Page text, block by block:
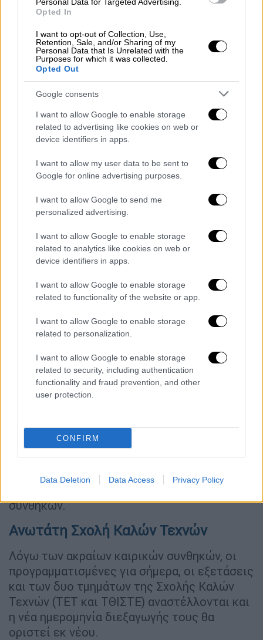
Opted In
I want to opt-out of Collection, Use,
Retention, Sale, and/or Sharing of my
Personal Data that Is Unrelated with the
Purposes for which it was collected.
Opted Out
Google consents
I want to allow Google to enable storage
related to advertising like cookies on web or
device identifiers in apps.
I want to allow my user data to be sent to
Google for online advertising purposes.
I want to allow Google to send me
personalized advertising.
I want to allow Google to enable storage
related to analytics like cookies on web or
device identifiers in apps.
I want to allow Google to enable storage
related to functionality of the website or app.
I want to allow Google to enable storage
related to personalization.
I want to allow Google to enable storage
related to security, including authentication
functionality and fraud prevention, and other
user protection.
CONFIRM
Data Deletion Data Access Privacy Policy
25 Ιανουαρίου. Οι ορισμένες εκπαιδευτικές
επαναπρογραμματιστούν και θα
ανακοινωθούν εγκαίρως με μέριμνα των
Τμημάτων.
Οικονομικό Πανεπιστήμιο Αθηνών
Εξαιτίας των δυσμενών καιρικών συνθηκών
τα μαθήματα στα προπτυχιακά και
και την Τρίτη 25/01/22 αναβάλλονται δια
φυσικής παρουσίας. Παρακαλούνται οι
διδάσκοντες να εξετάσουν την τεχνική
δυνατότητα να προσφέρουν ορισμένα από
φοιτητές - φοιτήτριες εγκαίρως. Η
αναπλήρωση των μαθημάτων που
Λόγω των δυσχερών καιρικών συνθηκών
αναβάλλονται οι προγραμματισμένες
Ορκωμοσίες του Πανεπιστημίου στις 25 και
26 Ιανουαρίου 2022 των Τμημάτων
Ευρωπαϊκών Οικονομικών Σπουδών και
Μάρκετινγκ και Επικοινωνίας. Οι νέες
ημερομηνίες διεξαγωγής των ανωτέρω
Πανεπιστήμιο Πειραιώς
Αναστέλλεται η εκπαιδευτική λειτουργία
του Πανεπιστημίου Πειραιώς σ έως και
συνθηκών.
Ανωτάτη Σχολή Καλών Τεχνών
Λόγω των ακραίων καιρικών συνθηκών, οι
προγραμματισμένες για σήμερα, οι εξετάσεις
και των δυο τμημάτων της Σχολής Καλών
Τεχνών (ΤΕΤ και ΤΘΙΣΤΕ) αναστέλλονται και
η νέα ημερομηνία διεξαγωγής τους θα
οριστεί εκ νέου.